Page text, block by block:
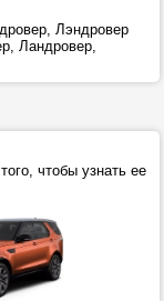
Лэндровер
Ландровер,
чтобы узнать ее